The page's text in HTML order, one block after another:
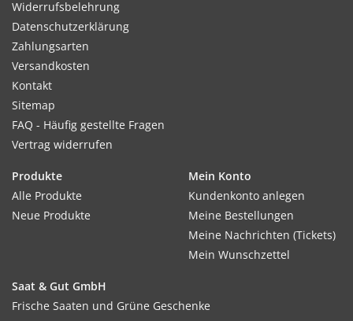
Widerrufsbelehrung
Datenschutzerklärung
Zahlungsarten
Versandkosten
Kontakt
Sitemap
FAQ - Häufig gestellte Fragen
Vertrag widerrufen
Produkte
Alle Produkte
Neue Produkte
Mein Konto
Kundenkonto anlegen
Meine Bestellungen
Meine Nachrichten (Tickets)
Mein Wunschzettel
Saat & Gut GmbH
Frische Saaten und Grüne Geschenke